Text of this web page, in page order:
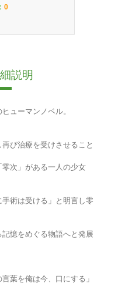
0
説明
ューマンノベル。
び治療を受けさせること
次」がある一人の少女
術は受ける」と明言し零
憶をめぐる物語へと発展
葉を俺は今、口にする」